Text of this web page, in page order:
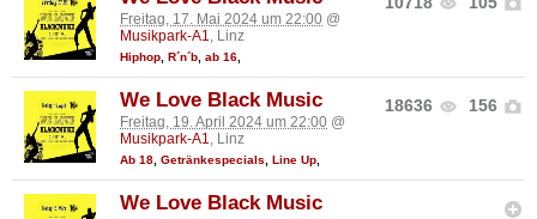
Freitag, 17. Mai 2024 um 22:00 @
Musikpark-A1, Linz
Hiphop R´n´b ab 16
18636 156
We Love Black Music
Freitag, 19. April 2024 um 22:00 @
Musikpark-A1, Linz
Ab 18, Getränkespecials, Line Up,
We Love Black Music